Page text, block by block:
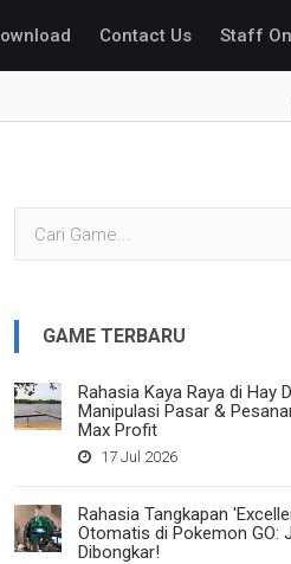
Contact Us Staff
GAME TERBARU
Rahasia Kaya Raya di Hay
Manipulasi Pasar &
Max Profit
17 Jul 2026
Rahasia Tangkapan
Otomatis di Pokemon GO:
Dibongkar!